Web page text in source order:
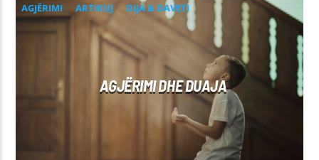
AGJËRIMI ARTIKUJ
DIJA & DAVETI
MIRËSJELLJA - EDUKATA FETARE
AGJËRIMI DHE DUAJA